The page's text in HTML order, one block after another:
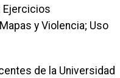
Ejercicios
y Violencia; Uso
de la Universidad